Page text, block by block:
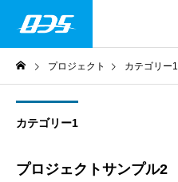
プロジェクト カテゴリー1
カテゴリー1
プロジェクトサンプル2